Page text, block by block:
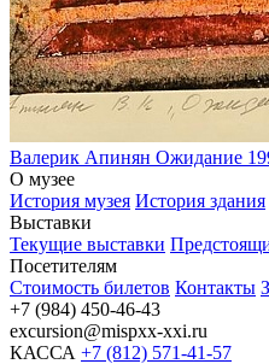
Валерик Апинян Ожидание
О музее
История музея История здания
Выставки
Текущие выставки
Посетителям
Стоимость билетов Контакты
+7 (984) 450-46-43
excursion@mispxx-xxi.ru
КАССА +7 (812) 571-41-57